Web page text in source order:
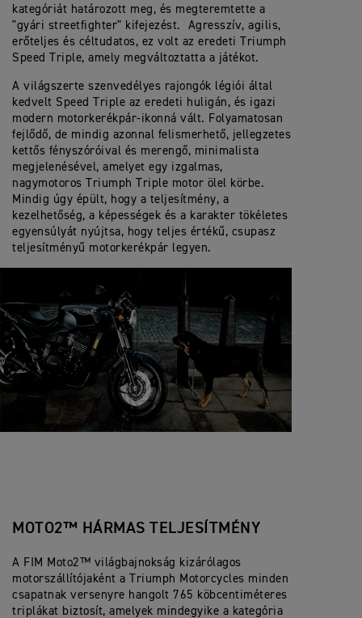
kategóriát határozott meg, és megteremtette a
"gyári streetfighter" kifejezést. Agresszív, agilis,
erőteljes és céltudatos, ez volt az eredeti Triumph
Speed Triple, amely megváltoztatta a játékot.
A világszerte szenvedélyes rajongók légiói által
kedvelt Speed Triple az eredeti huligán, és igazi
modern motorkerékpár-ikonná vált. Folyamatosan
fejlődő, de mindig azonnal felismerhető, jellegzetes
kettős fényszóróival és merengő, minimalista
megjelenésével, amelyet egy izgalmas,
nagymotoros Triumph Triple motor ölel körbe.
Mindig úgy épült, hogy a teljesítmény, a
kezelhetőség, a képességek és a karakter tökéletes
egyensúlyát nyújtsa, hogy teljes értékű, csupasz
teljesítményű motorkerékpár legyen.
MOTO2™ HÁRMAS TELJESÍTMÉNY
A FIM Moto2™ világbajnokság kizárólagos
motorszállítójaként a Triumph Motorcycles minden
csapatnak versenyre hangolt 765 köbcentiméteres
triplákat biztosít, amelyek mindegyike a kategória